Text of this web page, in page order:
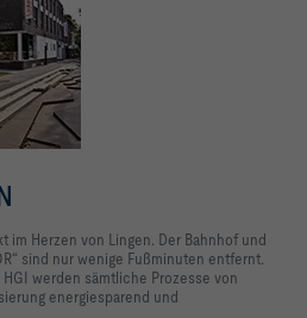
im Herzen von Lingen. Der Bahnhof und
sind nur wenige Fußminuten entfernt.
werden sämtliche Prozesse von
energiesparend und